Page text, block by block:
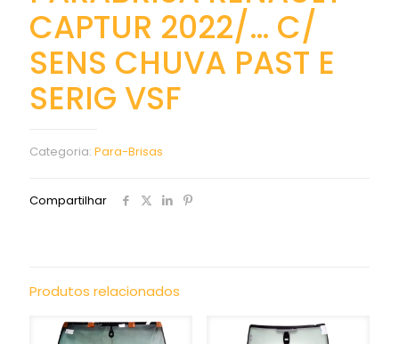
CAPTUR 2022/… C/
SENS CHUVA PAST E
SERIG VSF
Categoria: Para-Brisas
Compartilhar
Produtos relacionados